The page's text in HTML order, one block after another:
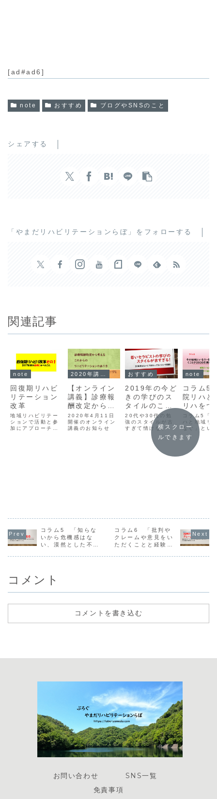
[ad#ad6]
note おすすめ ブログやSNSのこと
シェアする
「やまだリハビリテーションらぼ」をフォローする
関連記事
note
回復期リハビ
リテーション
改革
地域リハビリテー
ションで活動と参
加にアプローチす
2020年講義
【オンライン
講義】診療報
酬改定から考
えるリハビリ
テーションの
あり方
2020年4月11日
開催のオンライン
講義のお知らせ
おすすめ
2019年の今ど
きの学びのス
タイルのこと
「若手の学び
のスタイルが
古すぎて情け
20代や30代の勉
強のスタイルが古
すぎて情けない
note
コラム5
院リハと
リハをつ
ぐ」とい
ととは？
コラム5「
ハと地域リ
なぐ」とい
とは？のご
横スクロー
ルできます
コラム5 「知らな
いから危機感はな
い、漠然とした不安
コラム6 「批判や
クレームや意見をい
ただくことと経験の
コメント
コメントを書き込む
お問い合わせ
SNS一覧
免責事項